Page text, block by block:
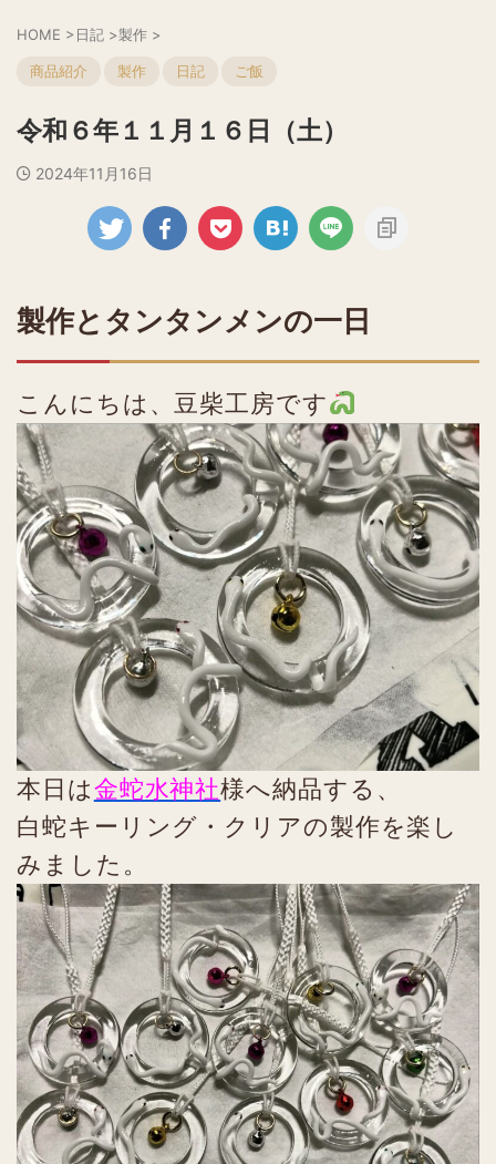
HOME >日記 >製作 >
商品紹介 製作 日記 ご飯
令和６年１１月１６日（土）
2024年11月16日
製作とタンタンメンの一日
こんにちは、豆柴工房です
本日は金蛇水神社様へ納品する、
白蛇キーリング・クリアの製作を楽し
みました。